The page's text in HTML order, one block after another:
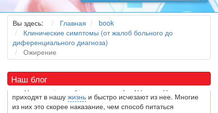
Вы здесь: Главная
book
Клинические симптомы (от жалоб больного до
диференциального диагноза)
Ожирение
Наш блог
Как я заболел во время локдауна?
Это странная ситуация: вы соблюдали все меры
предосторожности COVID-19 (вы почти все время дома),
но, тем не менее, вы каким-то образом простудились. Вы
можете задаться...
Как диетолог, я вижу, что многие причудливые диеты
приходят в нашужизньи быстро исчезают из нее. Многие
из них это скорее наказание, чем способ питаться
правильно и влиять на...